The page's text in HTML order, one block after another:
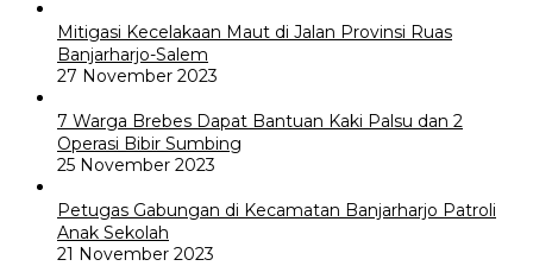
Mitigasi Kecelakaan Maut di Jalan Provinsi Ruas
Banjarharjo-Salem
27 November 2023
7 Warga Brebes Dapat Bantuan Kaki Palsu dan 2
Operasi Bibir Sumbing
25 November 2023
Petugas Gabungan di Kecamatan Banjarharjo Patroli
Anak Sekolah
21 November 2023